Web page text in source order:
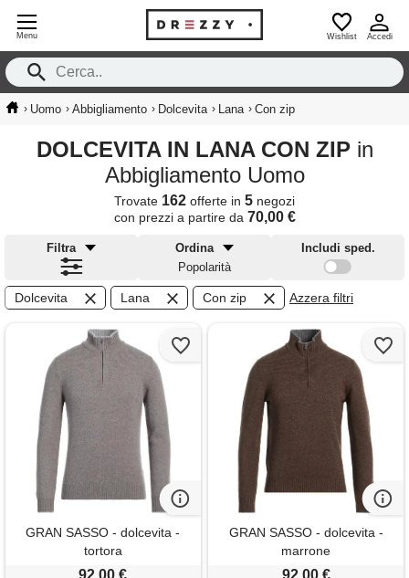
Menu Wishlist Accedi
› Uomo › Abbigliamento › Dolcevita › Lana › Con zip
DOLCEVITA IN LANA CON ZIP in
Abbigliamento Uomo
Trovate 162 offerte in 5 negozi
con prezzi a partire da 70,00 €
Filtra
Ordina
Popolarità
Includi sped.
Dolcevita Lana Con zip Azzera filtri
GRAN SASSO - dolcevita -
tortora
92,00 €
GRAN SASSO - dolcevita -
marrone
92,00 €